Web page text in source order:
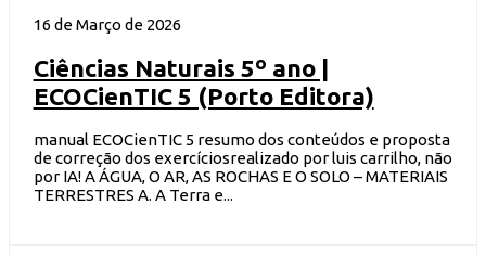
16 de Março de 2026
Ciências Naturais 5º ano |
ECOCienTIC 5 (Porto Editora)
manual ECOCienTIC 5 resumo dos conteúdos e proposta
de correção dos exercíciosrealizado por luis carrilho, não
por IA! A ÁGUA, O AR, AS ROCHAS E O SOLO – MATERIAIS
TERRESTRES A. A Terra e...